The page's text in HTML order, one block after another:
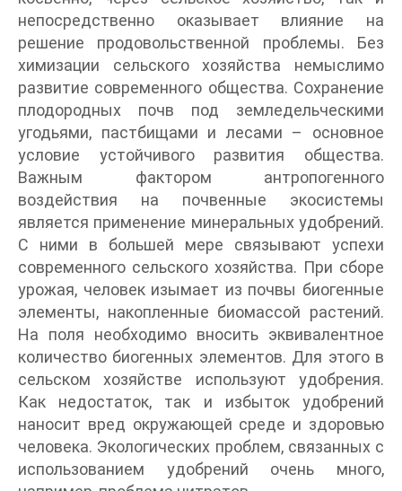
непосредственно оказывает влияние на
решение продовольственной проблемы. Без
химизации сельского хозяйства немыслимо
развитие современного общества. Сохранение
плодородных почв под земледельческими
угодьями, пастбищами и лесами – основное
условие устойчивого развития общества.
Важным фактором антропогенного
воздействия на почвенные экосистемы
является применение минеральных удобрений.
С ними в большей мере связывают успехи
современного сельского хозяйства. При сборе
урожая, человек изымает из почвы биогенные
элементы, накопленные биомассой растений.
На поля необходимо вносить эквивалентное
количество биогенных элементов. Для этого в
сельском хозяйстве используют удобрения.
Как недостаток, так и избыток удобрений
наносит вред окружающей среде и здоровью
человека. Экологических проблем, связанных с
использованием удобрений очень много,